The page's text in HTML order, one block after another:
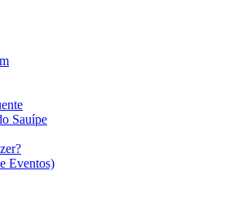
Sauípe
Eventos)